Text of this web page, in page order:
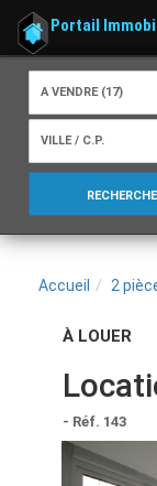
Portail
A VENDRE (17)
VILLE / C.P.
Accueil 2
À LOUER
- Réf. 143